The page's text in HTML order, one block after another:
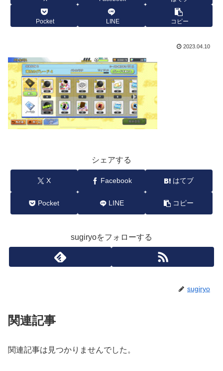
Pocket LINE コピー
2023.04.10
シェアする
X Facebook はてブ
Pocket LINE コピー
sugiryoをフォローする
sugiryo
関連記事
関連記事は見つかりませんでした。